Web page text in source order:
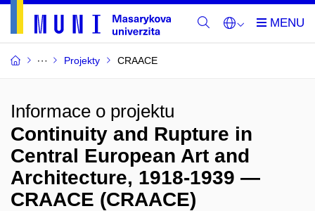
Projekty CRAACE
Informace o projektu
Continuity and Rupture in
Central European Art and
Architecture, 1918-1939 —
CRAACE (CRAACE)